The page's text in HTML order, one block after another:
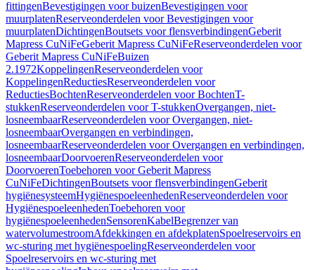
fittingenBevestigingen voor buizenBevestigingen voor
muurplatenReserveonderdelen voor Bevestigingen voor
muurplatenDichtingenBoutsets voor flensverbindingenGeberit
Mapress CuNiFeGeberit Mapress CuNiFeReserveonderdelen voor
Geberit Mapress CuNiFeBuizen
2.1972KoppelingenReserveonderdelen voor
KoppelingenReductiesReserveonderdelen voor
ReductiesBochtenReserveonderdelen voor BochtenT-
stukkenReserveonderdelen voor T-stukkenOvergangen, niet-
losneembaarReserveonderdelen voor Overgangen, niet-
losneembaarOvergangen en verbindingen,
losneembaarReserveonderdelen voor Overgangen en verbindingen,
losneembaarDoorvoerenReserveonderdelen voor
DoorvoerenToebehoren voor Geberit Mapress
CuNiFeDichtingenBoutsets voor flensverbindingenGeberit
hygiënesysteemHygiënespoeleenhedenReserveonderdelen voor
HygiënespoeleenhedenToebehoren voor
hygiënespoeleenhedenSensorenKabelBegrenzer van
watervolumestroomAfdekkingen en afdekplatenSpoelreservoirs en
wc-sturing met hygiënespoelingReserveonderdelen voor
Spoelreservoirs en wc-sturing met